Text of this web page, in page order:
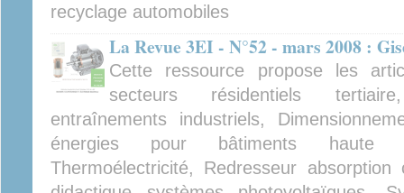
recyclage automobiles
La Revue 3EI - N°52 - mars 2008 :
Cette ressource propose les
secteurs résidentiels
entraînements industriels,
énergies pour bâtiments haute
Thermoélectricité, Redresseur